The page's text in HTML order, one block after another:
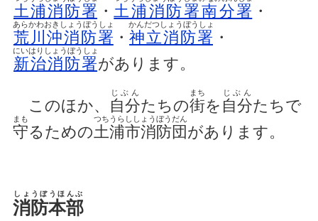
土浦消防署 ・ 土浦消防署南分署 ・
荒川沖消防署
あらかわおきしょうぼうしょ
・ 神立消防署
かんだつしょうぼうしょ
・
新治消防署
にいはりしょうぼうしょ
があります。
このほか、 自分
じぶん
たちの街
まち
を 自分
じぶん
たちで
守
まも
るための土浦市消防団
つちうらししょうぼうだん
があります。
消防本部
しょうぼうほんぶ